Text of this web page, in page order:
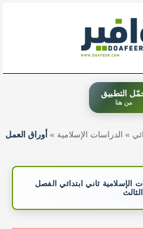
التطبيق
من هنا
» الدراسات الإسلامية » أوراق العمل
ثاني ابتدائي الفصل
الثالث